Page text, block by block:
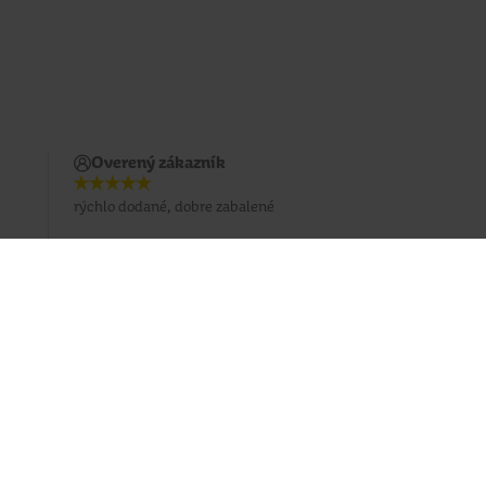
Overený zákazník
rýchlo dodané, dobre zabalené